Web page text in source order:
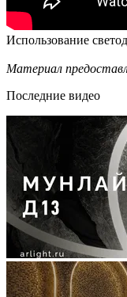
Использование
Материал
Последние видео